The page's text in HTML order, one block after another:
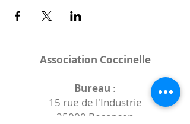
Association Coccinelle
Bureau :
15 rue de l'Industrie
25000 Besançon